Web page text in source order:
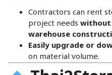
Contractors can rent
project needs without
warehouse
Easily upgrade or
on material volume.